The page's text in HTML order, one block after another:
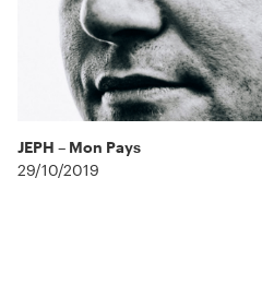
JEPH – Mon Pays
29/10/2019